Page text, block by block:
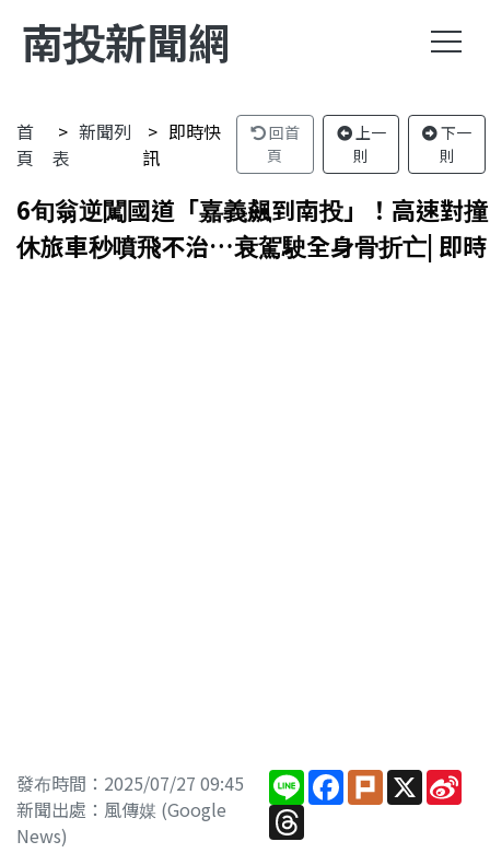
南投新聞網
首
頁
新聞列
表
即時快
訊
回首
頁
上一
則
下一
則
6旬翁逆闖國道「嘉義飆到南投」！高速對撞
休旅車秒噴飛不治…衰駕駛全身骨折亡| 即時
發布時間：2025/07/27 09:45
新聞出處：風傳媒 (Google
News)
Line Facebook
PlurkX
Threads